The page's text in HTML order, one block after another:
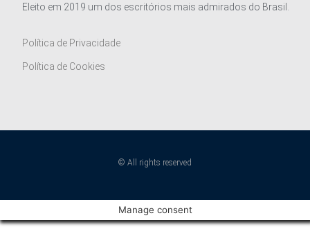
Eleito em 2019 um dos escritórios mais admirados do Brasil.
Política de Privacidade
Política de Cookies
© All rights reserved
Manage consent